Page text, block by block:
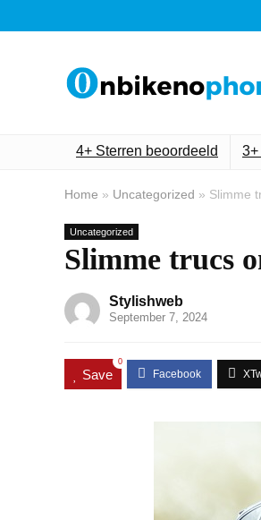
4+ Sterren beoordeeld 3+
Home » Uncategorized » Slimme
Uncategorized
Slimme trucs
Stylishweb
September 7, 2024
Save
0